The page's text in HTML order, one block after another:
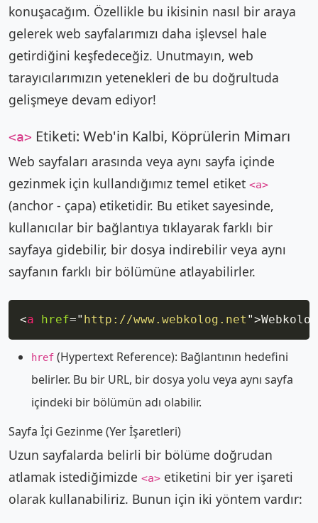
konuşacağım. Özellikle bu ikisinin nasıl bir araya
gelerek web sayfalarımızı daha işlevsel hale
getirdiğini keşfedeceğiz. Unutmayın, web
tarayıcılarımızın yetenekleri de bu doğrultuda
gelişmeye devam ediyor!
<a> Etiketi: Web'in Kalbi, Köprülerin Mimarı
Web sayfaları arasında veya aynı sayfa içinde
gezinmek için kullandığımız temel etiket <a>
(anchor - çapa) etiketidir. Bu etiket sayesinde,
kullanıcılar bir bağlantıya tıklayarak farklı bir
sayfaya gidebilir, bir dosya indirebilir veya aynı
sayfanın farklı bir bölümüne atlayabilirler.
<a href=" http://www.webkolog.net "> Copy
href (Hypertext Reference): Bağlantının hedefini
belirler. Bu bir URL, bir dosya yolu veya aynı sayfa
içindeki bir bölümün adı olabilir.
Sayfa İçi Gezinme (Yer İşaretleri)
Uzun sayfalarda belirli bir bölüme doğrudan
atlamak istediğimizde <a> etiketini bir yer işareti
olarak kullanabiliriz. Bunun için iki yöntem vardır: